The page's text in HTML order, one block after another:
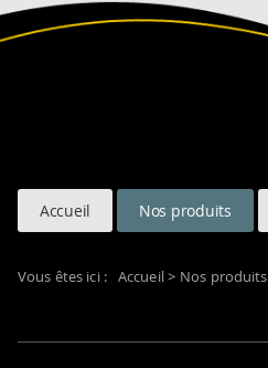
Accueil Nos produits
Vous êtes ici : Accueil> Nos produits